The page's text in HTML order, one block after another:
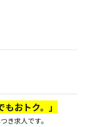
おトク。」
き求人です。